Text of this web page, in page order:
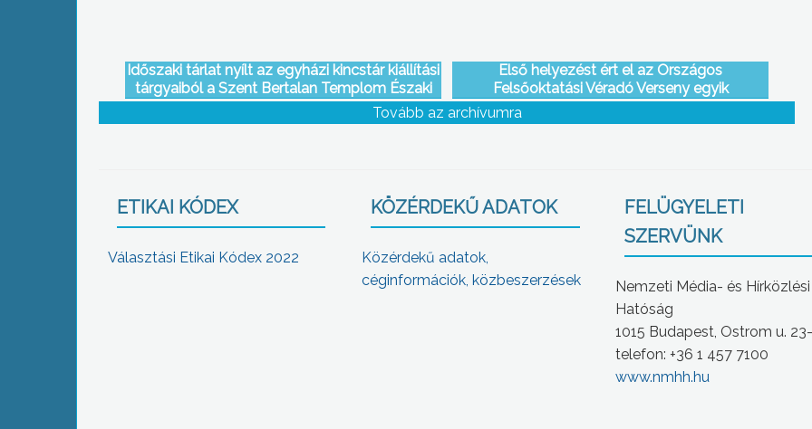
Időszaki tárlat nyílt az egyházi kincstár kiállítási
tárgyaiból a Szent Bertalan Templom Északi
Karzatán
Első helyezést ért el az Országos
Felsőoktatási Véradó Verseny egyik
kategóriájában immáron 5. alkalommal a
Károly Róbert Főiskola
Tovább az archívumra
ETIKAI KÓDEX
Választási Etikai Kódex 2022
KÖZÉRDEKŰ ADATOK
Közérdekű adatok,
céginformációk, közbeszerzések
FELÜGYELETI
SZERVÜNK
Nemzeti Média- és Hírközlési
Hatóság
1015 Budapest, Ostrom u.
telefon: +36 1 457 7100
www.nmhh.hu